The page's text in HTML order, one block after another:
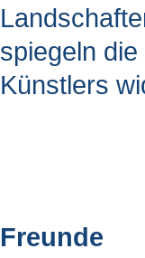
spiegeln
Künstlers
Freunde